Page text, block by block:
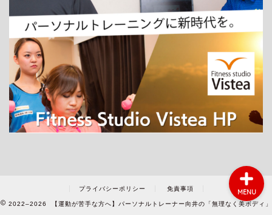
プライバシーポリシー 免責事項
2022–2026 【運動が苦手な方へ】パーソナルトレーナー向井の「無理なく美ボディ」
MENU
ホーム
パーソナルトレーニング
ダイエット